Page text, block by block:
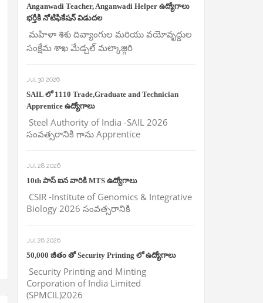
Anganwadi Teacher, Anganwadi Helper ఉద్యోగాలు
భర్తీకి నోటిఫికేషన్ విడుదల
మహిళా శిశు దివ్యాంగుల మరియు వయోవృద్దుల
సంక్షేమ శాఖ మేడ్చల్ మల్కాజ్గిరి
Jul 30 2026
SAIL లో 1110 Trade,Graduate and Technician
Apprentice ఉద్యోగాలు
Steel Authority of India -SAIL 2026
సంవత్సరానికి గాను Apprentice
Jul 28 2026
10th పాస్ ఐన వారికి MTS ఉద్యోగాలు
CSIR -Institute of Genomics & Integrative
Biology 2026 సంవత్సరానికి
Jul 28 2026
50,000 జీతం తో Security Printing లో ఉద్యోగాలు
Security Printing and Minting
Corporation of India Limited
(SPMCIL)2026